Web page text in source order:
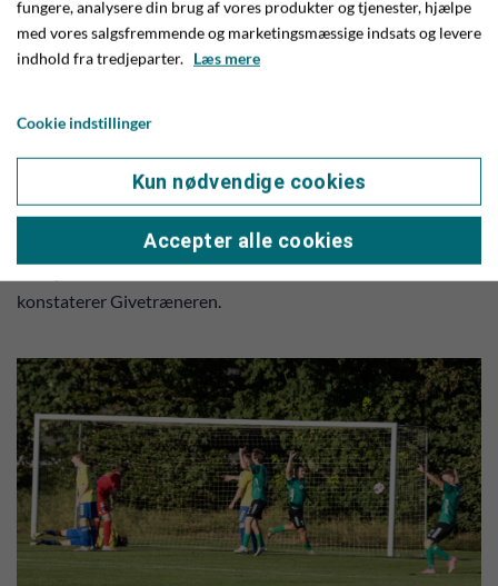
Mortensen i bagkæden, ligesom Kasper Bach-Jensen også
roser bredden i truppen, idet de tre indhoppere Lukas
kampen var en smutter. Nu kan vi koncentrere os om at
placere os som ‘the best of the rest’ - og så skal vi forsøge at
drille suveræne EfB på 1. pladsen, alt det vi kan – gerne med
en sejr over dem, når de kommer her til Give til oktober,
konstaterer Givetræneren.
fungere, analysere din brug af vores produkter og tjenester, hjælpe
med vores salgsfremmende og marketingsmæssige indsats og levere
indhold fra tredjeparter. Læs mere
Cookie indstillinger
Kun nødvendige cookies
Accepter alle cookies